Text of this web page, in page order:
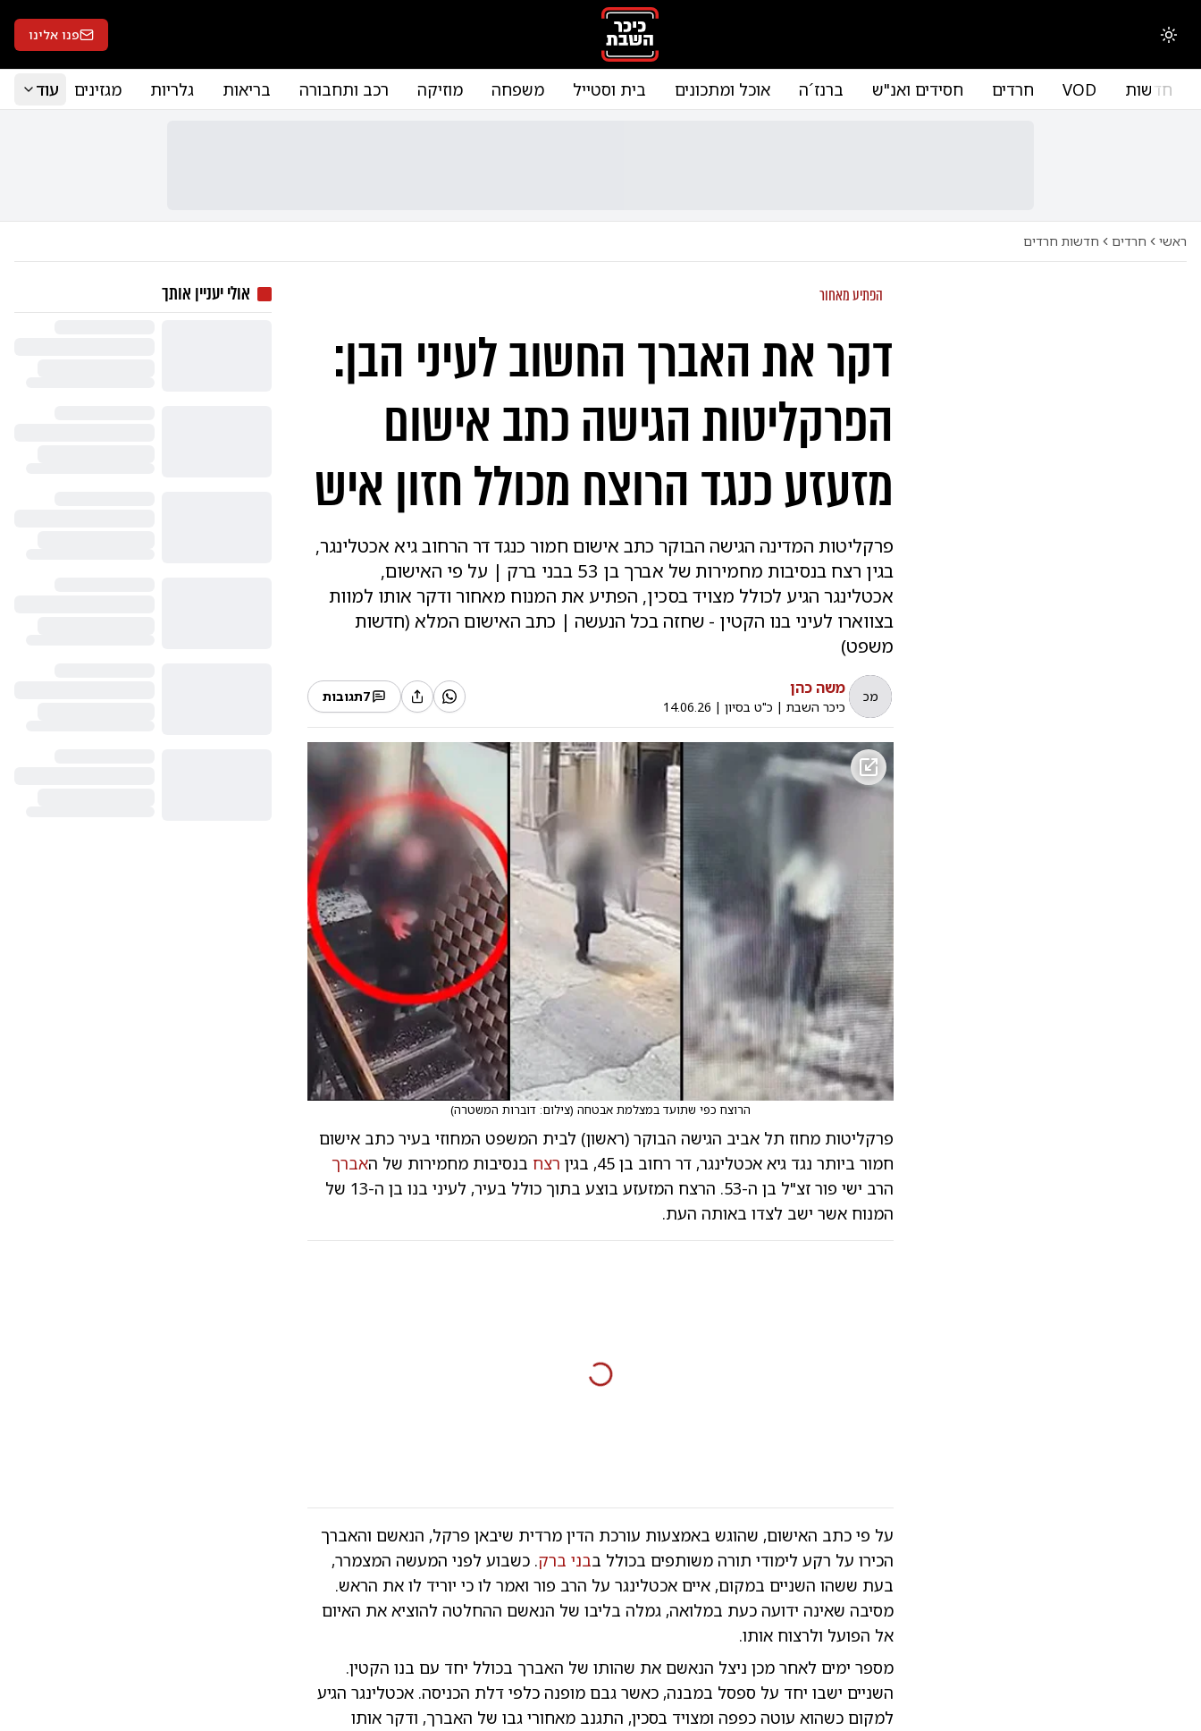
החלפת מצב תצוגה פנו אלינו
חדשות VOD חרדים חסידים ואנ"ש ברנז´ה אוכל ומתכונים בית וסטייל משפחה מוזיקה רכב ותחבורה בריאות גלריות מגזינים עוד
ראשי חרדים חדשות חרדים
הפתיע מאחור
דקר את האברך החשוב לעיני הבן:
הפרקליטות הגישה כתב אישום
מזעזע כנגד הרוצח מכולל חזון איש
פרקליטות המדינה הגישה הבוקר כתב אישום חמור כנגד דר הרחוב גיא אכטלינגר,
בגין רצח בנסיבות מחמירות של אברך בן 53 בבני ברק | על פי האישום,
אכטלינגר הגיע לכולל מצויד בסכין, הפתיע את המנוח מאחור ודקר אותו למוות
בצווארו לעיני בנו הקטין - שחזה בכל הנעשה | כתב האישום המלא (חדשות
משפט)
מכ משה כהן
כיכר השבת| כ"ט בסיון |
14.06.26
7תגובות
הרוצח כפי שתועד במצלמת אבטחה (צילום: דוברות המשטרה)
פרקליטות מחוז תל אביב הגישה הבוקר (ראשון) לבית המשפט המחוזי בעיר כתב אישום
חמור ביותר נגד גיא אכטלינגר, דר רחוב בן 45, בגין
רצח בנסיבות מחמירות של האברך
הרב ישי פור זצ"ל בן ה-53. הרצח המזעזע בוצע בתוך כולל בעיר, לעיני בנו בן ה-13 של
המנוח אשר ישב לצדו באותה העת.
על פי כתב האישום, שהוגש באמצעות עורכת הדין מרדית שיבאן פרקל, הנאשם והאברך
הכירו על רקע לימודי תורה משותפים בכולל בבני ברק. כשבוע לפני המעשה המצמרר,
בעת ששהו השניים במקום, איים אכטלינגר על הרב פור ואמר לו כי יוריד לו את הראש.
מסיבה שאינה ידועה כעת במלואה, גמלה בליבו של הנאשם ההחלטה להוציא את האיום
אל הפועל ולרצוח אותו.
מספר ימים לאחר מכן ניצל הנאשם את שהותו של האברך בכולל יחד עם בנו הקטין.
השניים ישבו יחד על ספסל במבנה, כאשר גבם מופנה כלפי דלת הכניסה. אכטלינגר הגיע
למקום כשהוא עוטה כפפה ומצויד בסכין, התגנב מאחורי גבו של האברך, ודקר אותו
אולי יעניין אותך